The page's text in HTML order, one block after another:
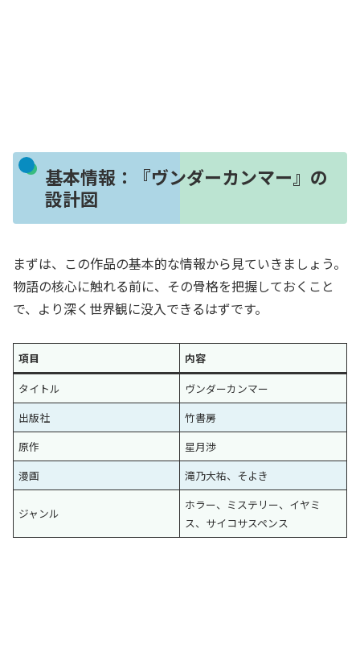
基本情報：『ヴンダーカンマー』の
設計図
まずは、この作品の基本的な情報から見ていきましょう。
物語の核心に触れる前に、その骨格を把握しておくこと
で、より深く世界観に没入できるはずです。
項目
内容
タイトル
ヴンダーカンマー
出版社
竹書房
原作
星月渉
漫画
滝乃大祐、そよき
ジャンル
ホラー、ミステリー、イヤミ
ス、サイコサスペンス